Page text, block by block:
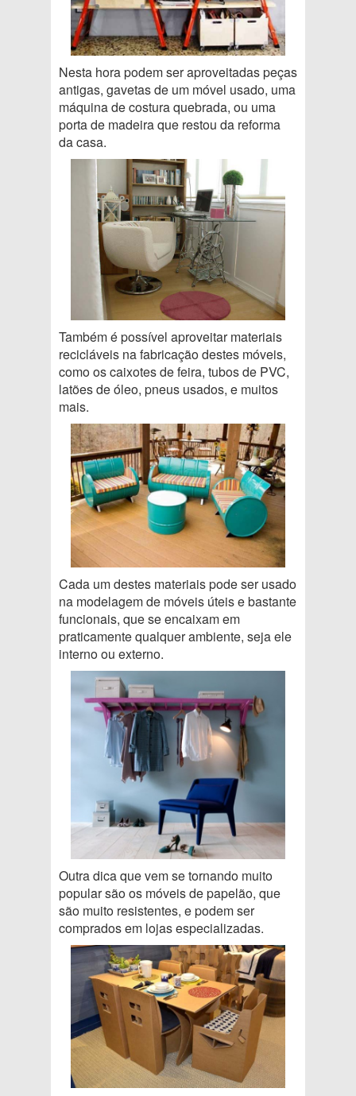
Nesta hora podem ser aproveitadas peças
antigas, gavetas de um móvel usado, uma
máquina de costura quebrada, ou uma
porta de madeira que restou da reforma
da casa.
Também é possível aproveitar materiais
recicláveis na fabricação destes móveis,
como os caixotes de feira, tubos de PVC,
latões de óleo, pneus usados, e muitos
mais.
Cada um destes materiais pode ser usado
na modelagem de móveis úteis e bastante
funcionais, que se encaixam em
praticamente qualquer ambiente, seja ele
interno ou externo.
Outra dica que vem se tornando muito
popular são os móveis de papelão, que
são muito resistentes, e podem ser
comprados em lojas especializadas.